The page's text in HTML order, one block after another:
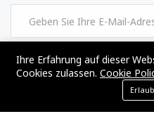
©2017 - 2024 - The Web Tier - All
Ihre Erfahrung auf dieser
Cookies zulassen. Cookie